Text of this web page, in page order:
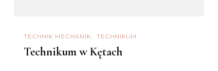
TECHNIK MECHANIK TECHNIKUM
Technikum w Kętach